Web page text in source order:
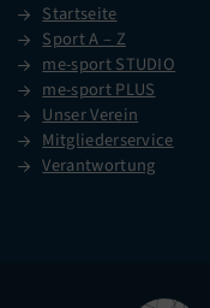
Startseite
Sport A – Z
me-sport STUDIO
me-sport PLUS
Unser Verein
Mitgliederservice
Verantwortung